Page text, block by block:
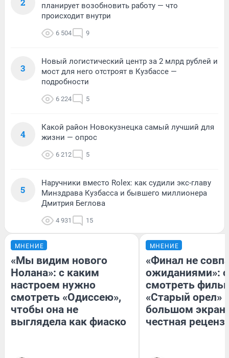
2
планирует возобновить работу — что
происходит внутри
6 504 9
3
Новый логистический центр за 2 млрд рублей и
мост для него отстроят в Кузбассе —
подробности
6 224 5
4
Какой район Новокузнецка самый лучший для
жизни — опрос
6 212 5
5
Наручники вместо Rolex: как судили экс-главу
Минздрава Кузбасса и бывшего миллионера
Дмитрия Беглова
4 931 15
МНЕНИЕ
«Мы видим нового
Нолана»: с каким
настроем нужно
смотреть «Одиссею»,
чтобы она не
выглядела как фиаско
МНЕНИЕ
«Финал не
ожиданиями»:
смотреть
«Старый орел»
большом
честная